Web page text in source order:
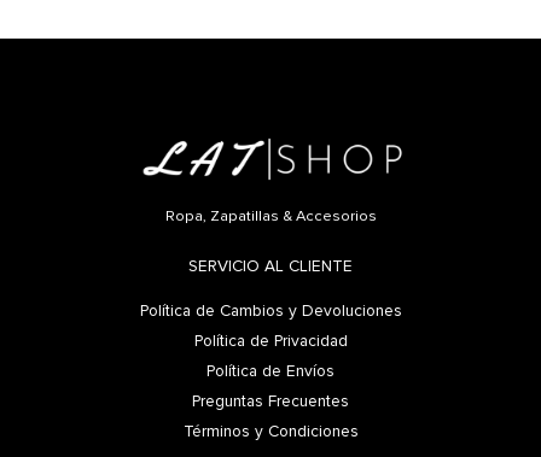
Ropa, Zapatillas & Accesorios
SERVICIO AL CLIENTE
Política de Cambios y Devoluciones
Política de Privacidad
Política de Envíos
Preguntas Frecuentes
Términos y Condiciones